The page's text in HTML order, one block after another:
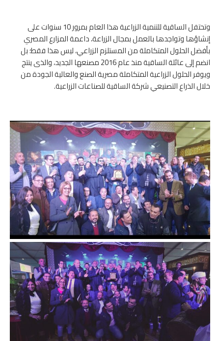
وتحتفل الساقية للتنمية الزراعية هذا العام بمرور 10 سنوات على
إنشاؤها وتواجدها بالعمل بمجال الزراعة، داعمة المزارع المصري
بأفضل الحلول المتكاملة من المستلزم الزراعي، ليس هذا فقط؛ بل
انضم إلى عائلة الساقية منذ عام 2016 مصنعها الجديد، والذى ينتج
ويوفر الحلول الزراعية المتكاملة مصرية الصنع والعالية الجودة من
خلال الذراع التصنيعي شركة الساقية للصناعات الزراعية.